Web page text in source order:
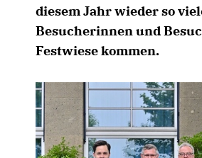
diesem Jahr wieder so
Besucherinnen und
Festwiese kommen.